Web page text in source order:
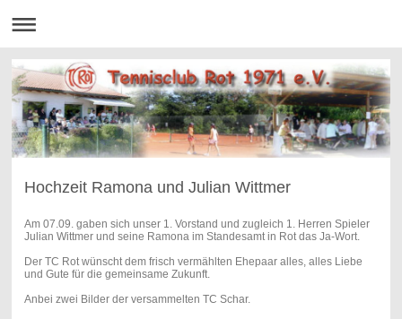
Hochzeit Ramona und Julian Wittmer
Am 07.09. gaben sich unser 1. Vorstand und zugleich 1. Herren Spieler
Julian Wittmer und seine Ramona im Standesamt in Rot das Ja-Wort.
Der TC Rot wünscht dem frisch vermählten Ehepaar alles, alles Liebe
und Gute für die gemeinsame Zukunft.
Anbei zwei Bilder der versammelten TC Schar.